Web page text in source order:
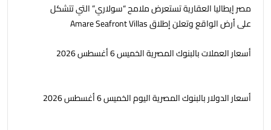
مصر إيطاليا العقارية تستعرض ملامح “سولاري” التي تتشكل
على أرض الواقع وتعلن إطلاق Amare Seafront Villas
أسعار العملات بالبنوك المصرية الخميس 6 أغسطس 2026
أسعار الدولار بالبنوك المصرية اليوم الخميس 6 أغسطس 2026